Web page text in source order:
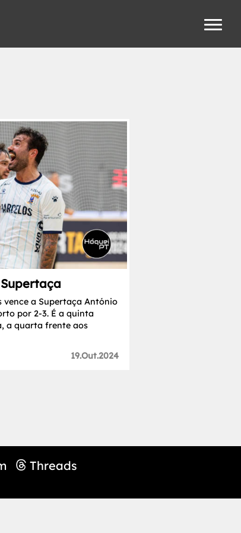
vence a Supertaça António
por 2-3. É a quinta
a quarta frente aos
19.Out.2024
Threads